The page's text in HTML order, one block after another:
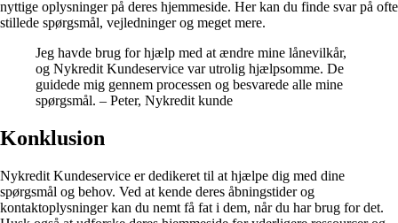
nyttige oplysninger på deres hjemmeside. Her kan du finde svar på ofte
stillede spørgsmål, vejledninger og meget mere.
Jeg havde brug for hjælp med at ændre mine lånevilkår,
og Nykredit Kundeservice var utrolig hjælpsomme. De
guidede mig gennem processen og besvarede alle mine
spørgsmål. – Peter, Nykredit kunde
Konklusion
Nykredit Kundeservice er dedikeret til at hjælpe dig med dine
spørgsmål og behov. Ved at kende deres åbningstider og
kontaktoplysninger kan du nemt få fat i dem, når du har brug for det.